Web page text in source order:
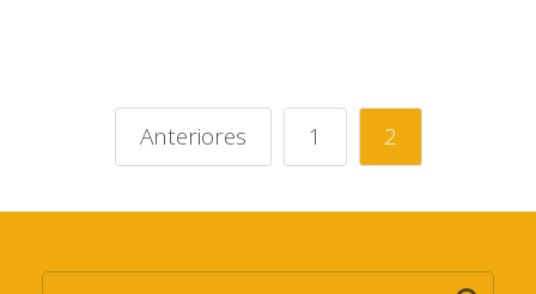
Anteriores 1 2